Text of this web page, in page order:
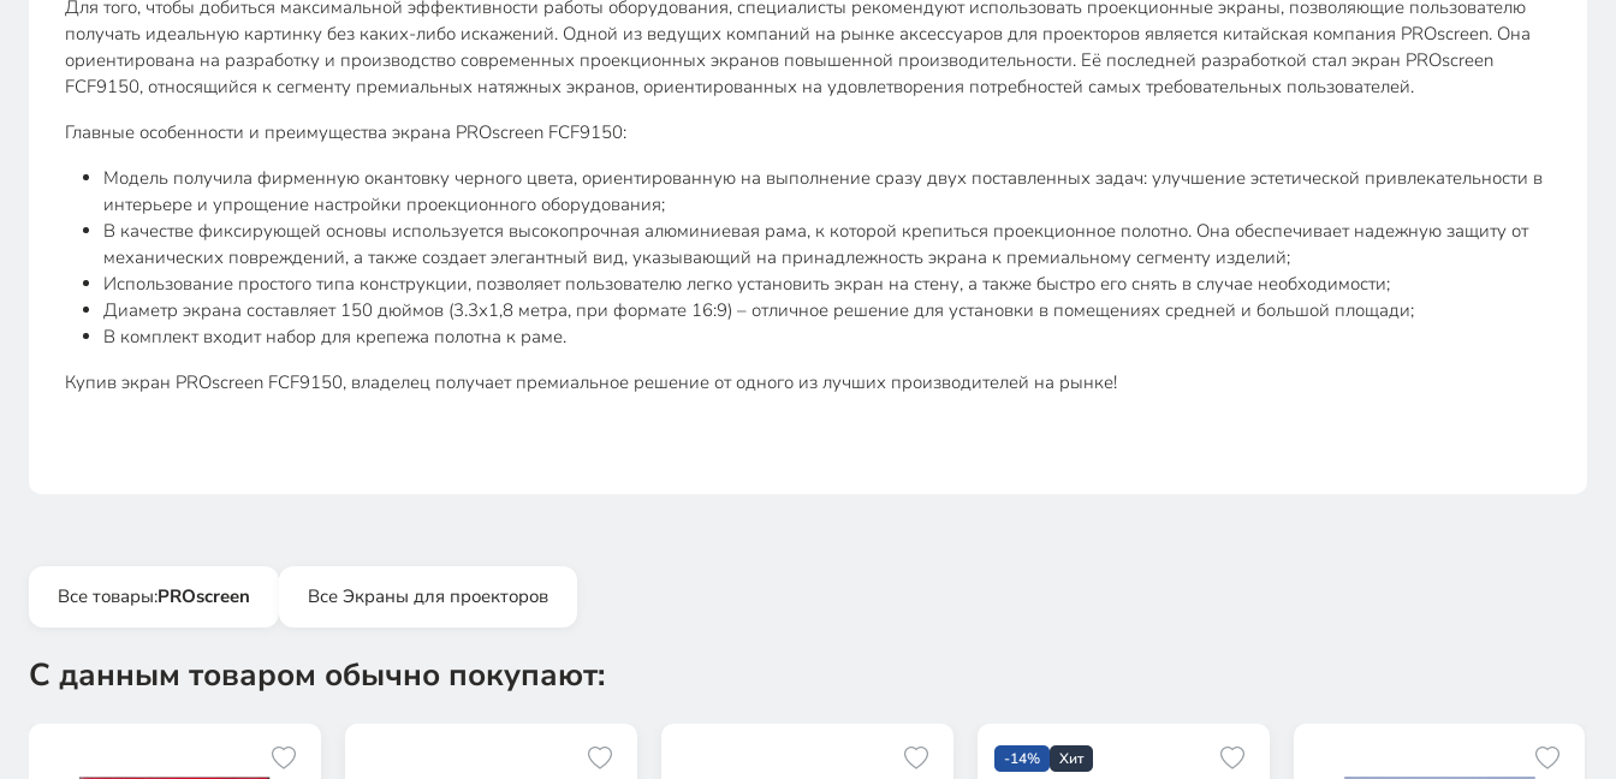
Для того, чтобы добиться максимальной эффективности работы оборудования, специалисты рекомендуют использовать проекционные экраны, позволяющие пользователю
получать идеальную картинку без каких-либо искажений. Одной из ведущих компаний на рынке аксессуаров для проекторов является китайская компания PROscreen. Она
ориентирована на разработку и производство современных проекционных экранов повышенной производительности. Её последней разработкой стал экран PROscreen
FCF9150, относящийся к сегменту премиальных натяжных экранов, ориентированных на удовлетворения потребностей самых требовательных пользователей.
Главные особенности и преимущества экрана PROscreen FCF9150:
Модель получила фирменную окантовку черного цвета, ориентированную на выполнение сразу двух поставленных задач: улучшение эстетической привлекательности в
интерьере и упрощение настройки проекционного оборудования;
В качестве фиксирующей основы используется высокопрочная алюминиевая рама, к которой крепиться проекционное полотно. Она обеспечивает надежную защиту от
механических повреждений, а также создает элегантный вид, указывающий на принадлежность экрана к премиальному сегменту изделий;
Использование простого типа конструкции, позволяет пользователю легко установить экран на стену, а также быстро его снять в случае необходимости;
Диаметр экрана составляет 150 дюймов (3.3х1,8 метра, при формате 16:9) – отличное решение для установки в помещениях средней и большой площади;
В комплект входит набор для крепежа полотна к раме.
Купив экран PROscreen FCF9150, владелец получает премиальное решение от одного из лучших производителей на рынке!
Все товары:PROscreen Все Экраны для проекторов
С данным товаром обычно покупают:
-14% Хит